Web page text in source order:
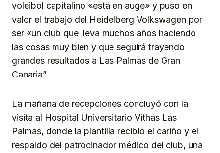
voleibol capitalino «está en auge» y puso en
valor el trabajo del Heidelberg Volkswagen por
ser «un club que lleva muchos años haciendo
las cosas muy bien y que seguirá trayendo
grandes resultados a Las Palmas de Gran
Canaria”.
La mañana de recepciones concluyó con la
visita al Hospital Universitario Vithas Las
Palmas, donde la plantilla recibió el cariño y el
respaldo del patrocinador médico del club, una